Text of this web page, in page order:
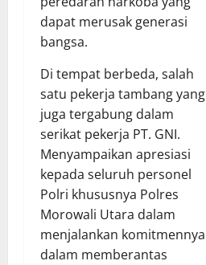
dapat merusak generasi
bangsa.
Di tempat berbeda, salah
satu pekerja tambang yang
juga tergabung dalam
serikat pekerja PT. GNI.
Menyampaikan apresiasi
kepada seluruh personel
Polri khususnya Polres
Morowali Utara dalam
menjalankan komitmennya
dalam memberantas